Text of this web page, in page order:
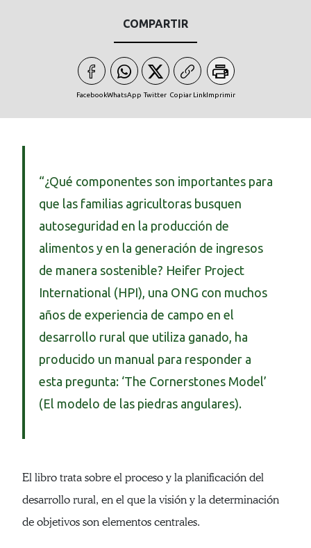
COMPARTIR
FacebookWhatsApp Twitter Copiar LinkImprimir
“¿Qué componentes son importantes para
que las familias agricultoras busquen
autoseguridad en la producción de
alimentos y en la generación de ingresos
de manera sostenible? Heifer Project
International (HPI), una ONG con muchos
años de experiencia de campo en el
desarrollo rural que utiliza ganado, ha
producido un manual para responder a
esta pregunta: ‘The Cornerstones Model’
(El modelo de las piedras angulares).
El libro trata sobre el proceso y la planificación del
desarrollo rural, en el que la visión y la determinación
de objetivos son elementos centrales.